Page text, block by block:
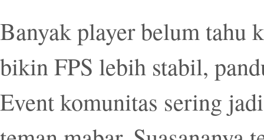
Banyak player belum tahu
bikin FPS lebih stabil,
Event komunitas sering